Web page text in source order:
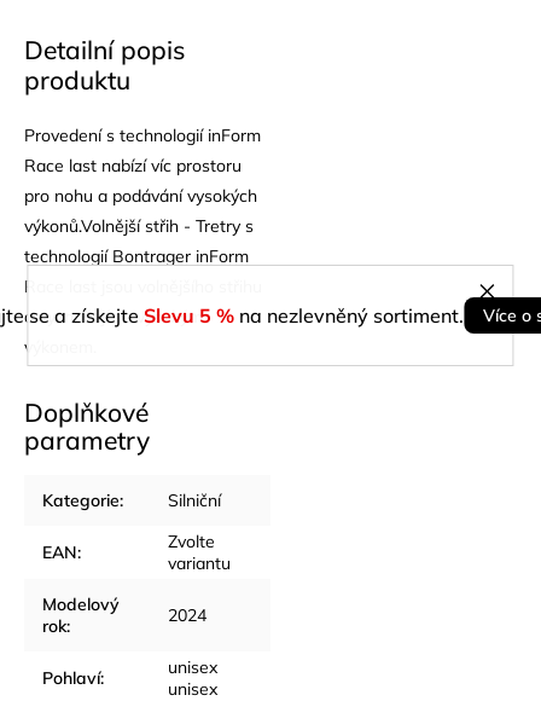
se a získejte Slevu 5 % na nezlevněný sortiment. Více o
Detailní popis
produktu
Provedení s technologií inForm
Race last nabízí víc prostoru
pro nohu a podávání vysokých
výkonů.Volnější střih - Tretry s
technologií Bontrager inForm
Race last jsou volnějšího střihu
a vyznačují se vysokým
výkonem.
Doplňkové
parametry
Kategorie: Silniční
EAN:
Zvolte
variantu
Modelový
rok: 2024
Pohlaví:
unisex
unisex